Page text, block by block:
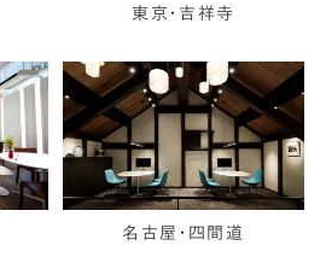
東京・吉祥寺
名古屋・四間道